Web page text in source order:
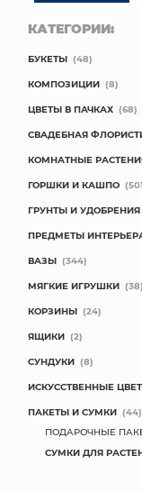
КАТЕГОРИИ:
БУКЕТЫ (48)
КОМПОЗИЦИИ (8)
ЦВЕТЫ В ПАЧКАХ (68)
СВАДЕБНАЯ
КОМНАТНЫЕ
ГОРШКИ И КАШПО
ГРУНТЫ И УДОБРЕНИЯ
ПРЕДМЕТЫ
ВАЗЫ (344)
МЯГКИЕ ИГРУШКИ (38)
КОРЗИНЫ (24)
ЯЩИКИ (2)
СУНДУКИ (8)
ИСКУССТВЕННЫЕ
ПАКЕТЫ И СУМКИ (44)
ПОДАРОЧНЫЕ
СУМКИ ДЛЯ